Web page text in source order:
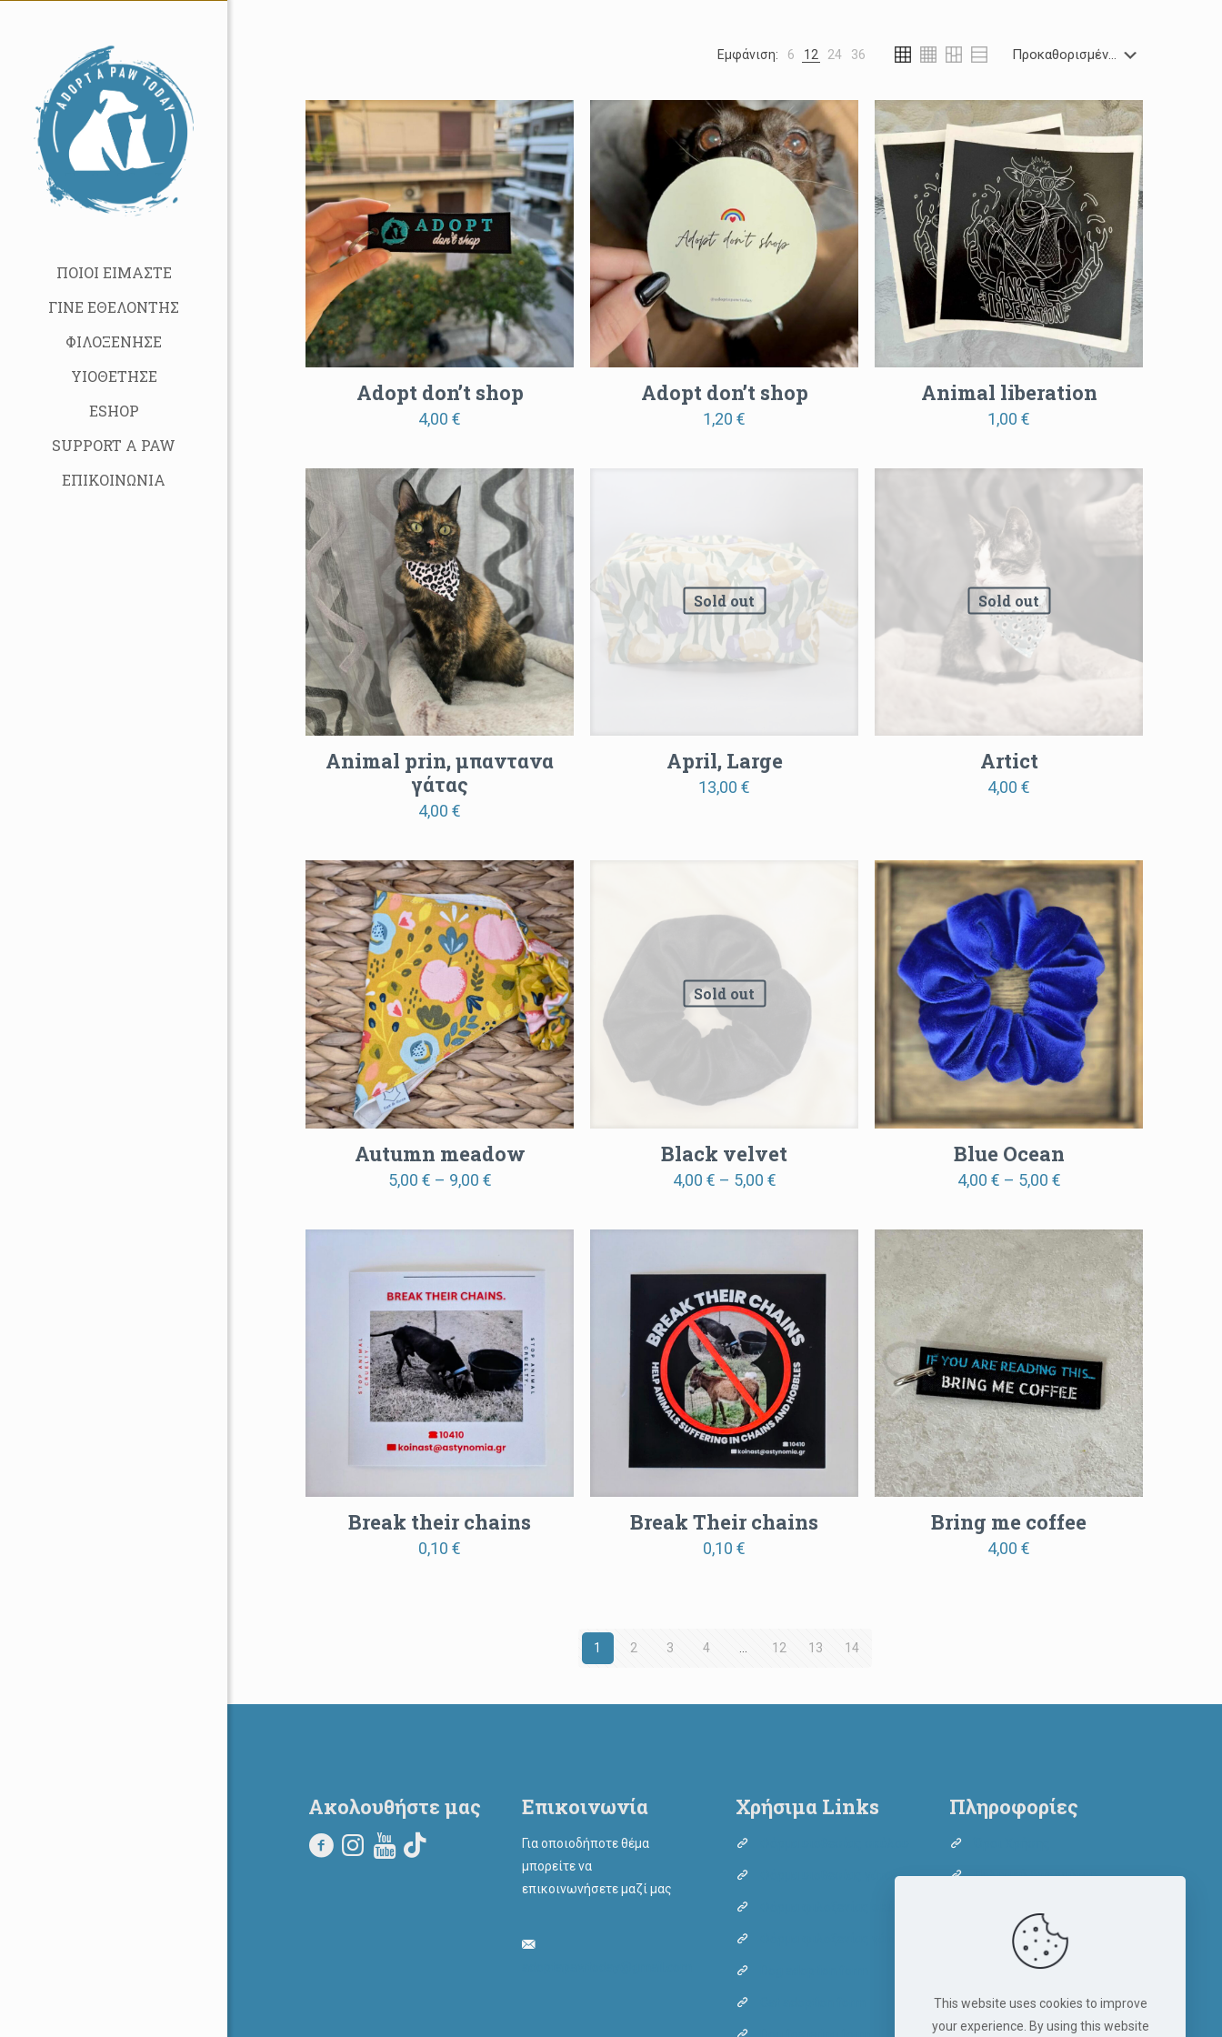
ΠΟΙΟΙ ΕΙΜΑΣΤΕ
ΓΙΝΕ ΕΘΕΛΟΝΤΗΣ
ΦΙΛΟΞΕΝΗΣΕ
ΥΙΟΘΕΤΗΣΕ
ESHOP
SUPPORT A PAW
ΕΠΙΚΟΙΝΩΝΙΑ
Εμφάνιση: 6 12 24 36
Adopt don’t shop
4,00 €
Adopt don’t shop
1,20 €
Animal liberation
1,00 €
Animal prin, μπαντανα
γάτας
4,00 €
Sold out
April, Large
13,00 €
Sold out
Artict
4,00 €
Autumn meadow
5,00 € – 9,00 €Price
9,00 €
Sold out
Black velvet
4,00 € – 5,00 €Price
5,00 €
Blue Ocean
4,00 € – 5,00 €Price
through
5,00 €
Break their chains
0,10 €
Break Their chains
0,10 €
Bring me coffee
4,00 €
1 2 3 4 12 13 14
Ακολουθήστε μας Επικοινωνία
Για οποιοδήποτε θέμα
μπορείτε να
επικοινωνήσετε μαζί μας
Χρήσιμα Links
Φόρμα υιοθεσίας γάτας
Πληροφορίες
Πολιτική Απορρήτου
This website uses cookies to improve
your experience. By using this website